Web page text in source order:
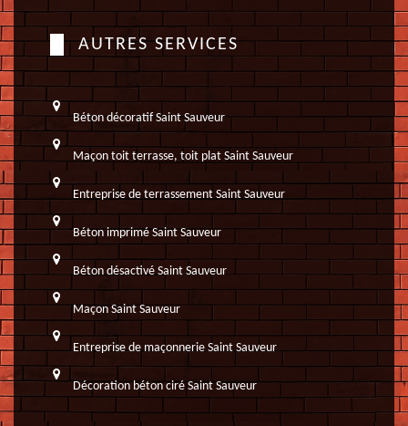
AUTRES SERVICES
Béton décoratif Saint Sauveur
Maçon toit terrasse, toit plat Saint Sauveur
Entreprise de terrassement Saint Sauveur
Béton imprimé Saint Sauveur
Béton désactivé Saint Sauveur
Maçon Saint Sauveur
Entreprise de maçonnerie Saint Sauveur
Décoration béton ciré Saint Sauveur